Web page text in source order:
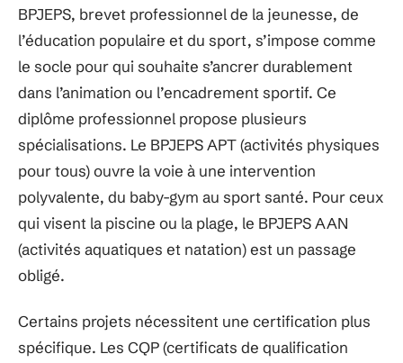
BPJEPS, brevet professionnel de la jeunesse, de
l’éducation populaire et du sport, s’impose comme
le socle pour qui souhaite s’ancrer durablement
dans l’animation ou l’encadrement sportif. Ce
diplôme professionnel propose plusieurs
spécialisations. Le BPJEPS APT (activités physiques
pour tous) ouvre la voie à une intervention
polyvalente, du baby-gym au sport santé. Pour ceux
qui visent la piscine ou la plage, le BPJEPS AAN
(activités aquatiques et natation) est un passage
obligé.
Certains projets nécessitent une certification plus
spécifique. Les CQP (certificats de qualification